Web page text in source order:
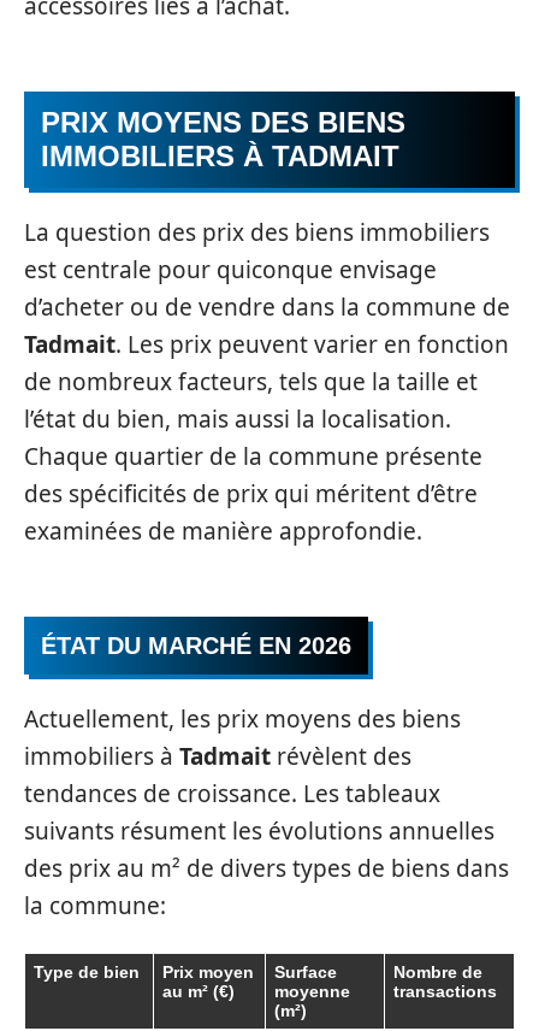
PRIX MOYENS DES BIENS
IMMOBILIERS À TADMAIT
La question des prix des biens immobiliers
est centrale pour quiconque envisage
d’acheter ou de vendre dans la commune de
Tadmait. Les prix peuvent varier en fonction
de nombreux facteurs, tels que la taille et
l’état du bien, mais aussi la localisation.
Chaque quartier de la commune présente
des spécificités de prix qui méritent d’être
examinées de manière approfondie.
ÉTAT DU MARCHÉ EN 2026
Actuellement, les prix moyens des biens
immobiliers à Tadmait révèlent des
tendances de croissance. Les tableaux
suivants résument les évolutions annuelles
des prix au m² de divers types de biens dans
la commune:
Type de bien
Prix moyen
au m² (€)
Surface
moyenne
(m²)
Nombre de
transactions